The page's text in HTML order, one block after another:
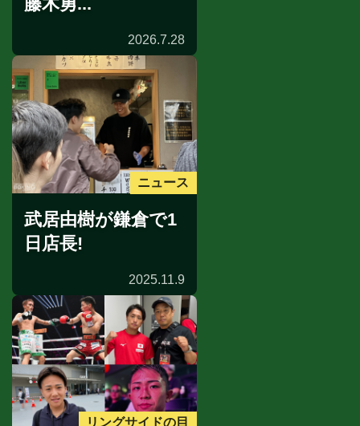
2026.7.28
ニュース
武居由樹が鎌倉で1
日店長!
2025.11.9
リングサイドの目